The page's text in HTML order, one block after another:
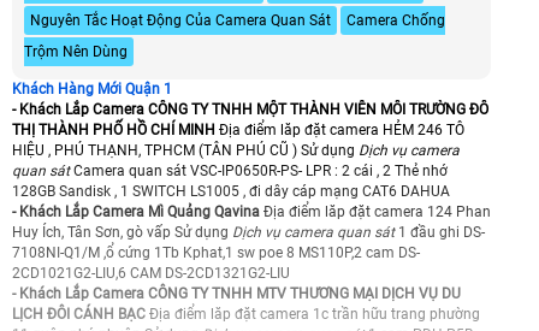
Nguyên Tắc Hoạt Động Của Camera Quan Sát
Camera Chống
Trộm Nên Dùng
Khách Hàng Mới Quận 1
- Khách Lắp Camera CÔNG TY TNHH MỘT THÀNH VIÊN MÔI TRƯỜNG ĐÔ
THỊ THÀNH PHỐ HỒ CHÍ MINH Địa điểm lăp đặt camera HẺM 246 TÔ
HIỆU , PHÚ THẠNH, TPHCM (TÂN PHÚ CŨ ) Sử dụng Dịch vụ camera
quan sátCamera quan sát VSC-IP0650R-PS- LPR : 2 cái , 2 Thẻ nhớ
128GB Sandisk , 1 SWITCH LS1005 , đi dây cáp mạng CAT6 DAHUA
- Khách Lắp Camera Mì Quảng Qavina Địa điểm lăp đặt camera 124 Phan
Huy Ích, Tân Sơn, gò vấp Sử dụng Dịch vụ camera quan sát 1 đầu ghi DS-
7108NI-Q1/M ,ổ cứng 1Tb Kphat,1 sw poe 8 MS110P,2 cam DS-
2CD1021G2-LIU,6 CAM DS-2CD1321G2-LIU
- Khách Lắp Camera CÔNG TY TNHH MTV THƯƠNG MẠI DỊCH VỤ DU
LỊCH ĐÔI CÁNH BẠC Địa điểm lăp đặt camera 1c trần hữu trang phường